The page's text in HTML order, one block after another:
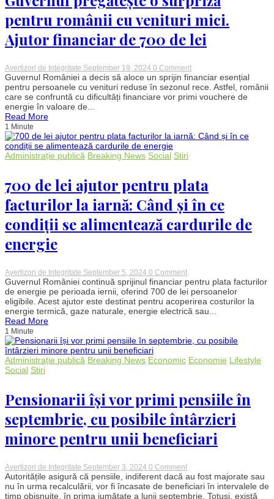
pentru românii cu venituri mici.
Ajutor financiar de 700 de lei
Avertizori de Integritate September 19, 2024 0 Commenton
Guvernul
pregătește
surpriză
venituri
700
de
lei
Guvernul României a decis să aloce un sprijin financiar esențial
pentru persoanele cu venituri reduse în sezonul rece. Astfel, românii
care se confruntă cu dificultăți financiare vor primi vouchere de
energie în valoare de...
Read More
1 Minute
Administrație publică Breaking News Social Stiri
700 de lei ajutor pentru plata
facturilor la iarnă: Când și în ce
condiții se alimentează cardurile de
energie
Avertizori de Integritate September 5, 2024 0 Commenton
700
de
lei
ajutor
pentru
la
Când
și
se
alimentează
cardurile
de
energie
Guvernul României continuă sprijinul financiar pentru plata facturilor
de energie pe perioada iernii, oferind 700 de lei persoanelor
eligibile. Acest ajutor este destinat pentru acoperirea costurilor la
energie termică, gaze naturale, energie electrică sau...
Read More
1 Minute
Administrație publică Breaking News Economic Economie Lifestyle
Social Stiri
Pensionarii își vor primi pensiile în
septembrie, cu posibile întârzieri
minore pentru unii beneficiari
Avertizori de Integritate September 3, 2024 0 Commenton
Pensionarii
își
vor
Autoritățile asigură că pensiile, indiferent dacă au fost majorate sau
nu în urma recalculării, vor fi încasate de beneficiari în intervalele de
timp obișnuite, în prima jumătate a lunii septembrie. Totuși, există